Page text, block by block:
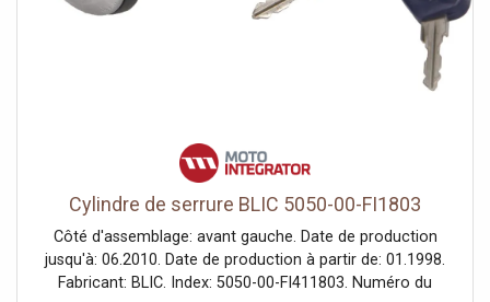
Cylindre de serrure BLIC 5050-00-FI1803
Côté d'assemblage: avant gauche. Date de production
jusqu'à: 06.2010. Date de production à partir de: 01.1998.
Fabricant: BLIC. Index: 5050-00-FI411803. Numéro du